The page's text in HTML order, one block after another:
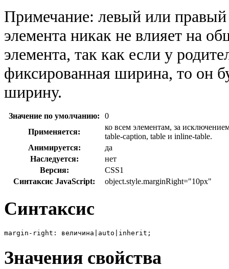
Примечание: левый или правый
элемента никак не влияет на
элемента, так как если у
фиксированная ширина, то он
ширину.
Значение по умолчанию:
0
Применяется:
ко всем элементам, за
table-caption, table и inline-table.
Анимируется:
да
Наследуется:
нет
Версия:
CSS1
Синтаксис JavaScript:
object.style.marginRight="10px"
Синтаксис
margin-right: величина|auto|inherit;
Значения свойства